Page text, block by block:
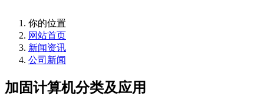
你的位置
网站首页
新闻资讯
公司新闻
加固计算机分类及应用